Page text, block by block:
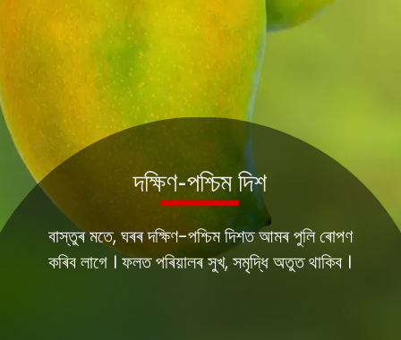
বাস্তুৰ মতে, ঘৰৰ দক্ষিণ-পশ্চিম দিশত আমৰ পুলি ৰোপণ
কৰিব লাগে । ফলত পৰিয়ালৰ সুখ, সমৃদ্ধি অতুত থাকিব ।
দক্ষিণ-পশ্চিম দিশ